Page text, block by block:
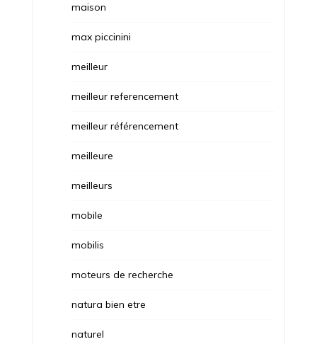
maison
max piccinini
meilleur
meilleur referencement
meilleur référencement
meilleure
meilleurs
mobile
mobilis
moteurs de recherche
natura bien etre
naturel